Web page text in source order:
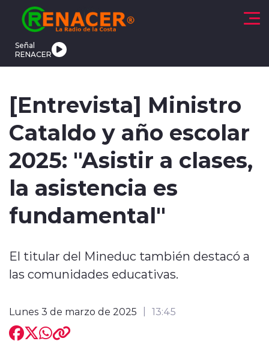
Click acá para ir directamente al contenido
Señal
RENACER
modo claro
[Entrevista] Ministro
Cataldo y año escolar
2025: "Asistir a clases,
la asistencia es
fundamental"
El titular del Mineduc también destacó a
las comunidades educativas.
Lunes 3 de marzo de 2025 13:45